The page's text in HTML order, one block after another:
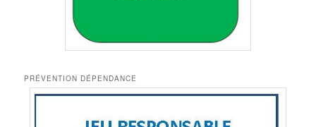
PRÉVENTION DÉPENDANCE